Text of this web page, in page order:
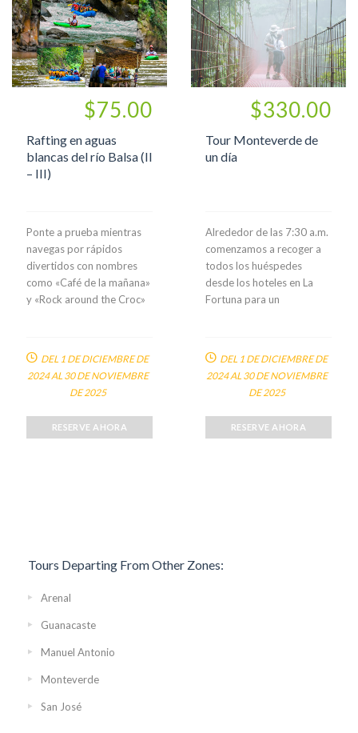
$75.00
Rafting en aguas
blancas del río Balsa (II
– III)
Ponte a prueba mientras
navegas por rápidos
divertidos con nombres
como «Café de la mañana»
y «Rock around the Croc»
RESERVE AHORA
$330.00
Tour Monteverde de
un día
Alrededor de las 7:30 a.m.
comenzamos a recoger a
todos los huéspedes
desde los hoteles en La
Fortuna para un
RESERVE AHORA
Tours Departing From Other Zones:
Arenal
Guanacaste
Manuel Antonio
Monteverde
San José